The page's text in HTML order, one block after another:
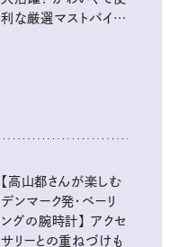
利な厳選マストバイア
【高山都さんが楽しむ
デンマーク発・ベーリ
ングの腕時計】 アクセ
サリーとの重ねづけも